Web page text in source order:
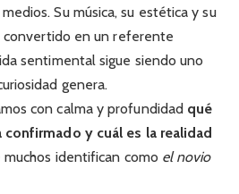
Su música, su estética y su
convertido en un referente
sentimental sigue siendo uno
genera.
con calma y profundidad qué
confirmado y cuál es la realidad
identifican como el novio